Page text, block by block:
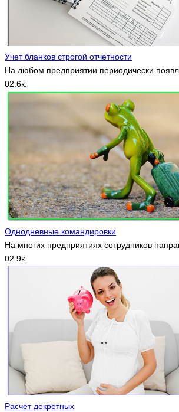
Учет бланков строгой отчетности
На любом предприятии периодически
02.6к.
Однодневные командировки
На многих предприятиях сотрудников
02.9к.
Расчет декретных